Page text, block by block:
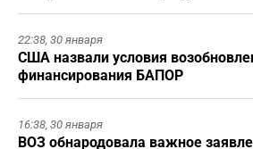
22:38, 30 января
США назвали условия
финансирования БАПОР
16:38, 30 января
ВОЗ обнародовала важное